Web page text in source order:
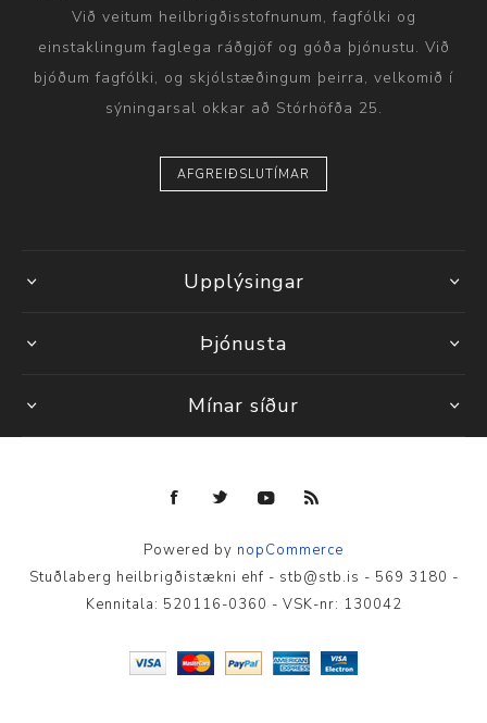
Við veitum heilbrigðisstofnunum, fagfólki og
einstaklingum faglega ráðgjöf og góða þjónustu. Við
bjóðum fagfólki, og skjólstæðingum þeirra, velkomið í
sýningarsal okkar að Stórhöfða 25.
AFGREIÐSLUTÍMAR
Upplýsingar
Þjónusta
Mínar síður
Powered by nopCommerce
Stuðlaberg heilbrigðistækni ehf - stb@stb.is - 569 3180 -
Kennitala: 520116-0360 - VSK-nr: 130042